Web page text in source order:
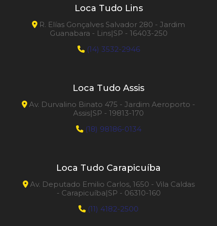
Riscadeira de Piso 75
Riscadeira de Piso 90
Rosqueadeira de Tubos
Rosqueadeira Portátil
Loca Tudo Lins
R. Elías Gonçalves Salvador 280 - Jardim
Guanabara - Lins|SP - 16403-250
(14) 3532-2946
Loca Tudo Assis
Av. Durvalino Binato 475 - Jardim Aeroporto -
Assis|SP - 19813-170
(18) 98186-0134
Loca Tudo Carapicuíba
Av. Deputado Emilio Carlos, 1650 - Vila Caldas
- Carapicuíba|SP - 06310-160
(11) 4182-2500